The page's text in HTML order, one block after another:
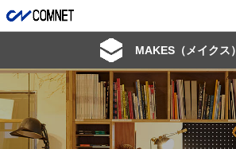
MAKES（メイクス）